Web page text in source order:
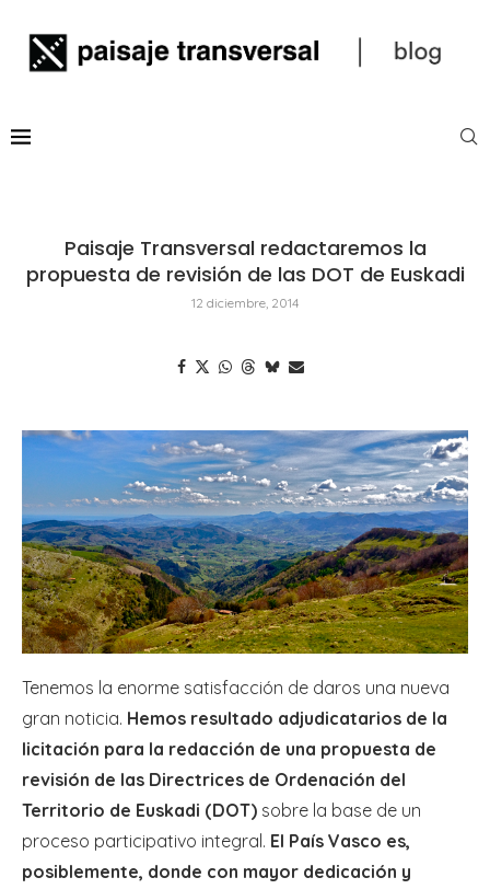
Paisaje Transversal redactaremos la
propuesta de revisión de las DOT de Euskadi
12 diciembre, 2014
Tenemos la enorme satisfacción de daros una nueva
gran noticia. Hemos resultado adjudicatarios de la
licitación para la redacción de una propuesta de
revisión de las Directrices de Ordenación del
Territorio de Euskadi (DOT) sobre la base de un
proceso participativo integral. El País Vasco es,
posiblemente, donde con mayor dedicación y